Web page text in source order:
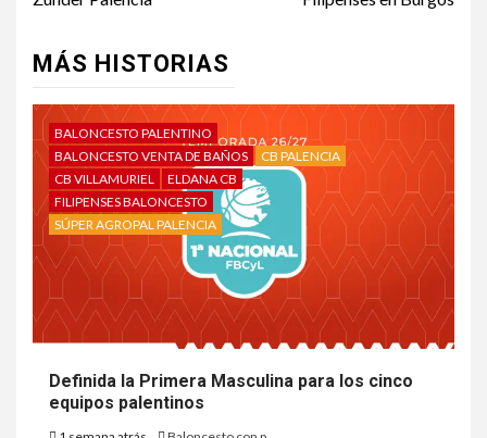
MÁS HISTORIAS
BALONCESTO PALENTINO
BALONCESTO VENTA DE BAÑOS
CB PALENCIA
CB VILLAMURIEL
ELDANA CB
FILIPENSES BALONCESTO
SÚPER AGROPAL PALENCIA
Definida la Primera Masculina para los cinco
equipos palentinos